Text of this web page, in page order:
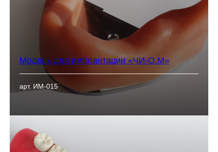
Модель для имплантации «ЧИ-О.М»
арт. ИМ-015